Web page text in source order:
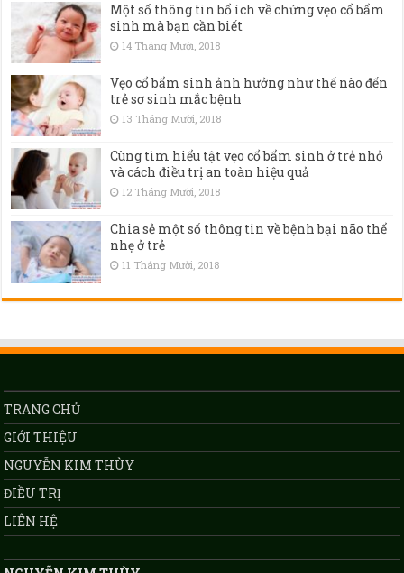
Một số thông tin bổ ích về chứng vẹo cổ bẩm
sinh mà bạn cần biết
14 Tháng Mười, 2018
Vẹo cổ bẩm sinh ảnh hưởng như thế nào đến
trẻ sơ sinh mắc bệnh
13 Tháng Mười, 2018
Cùng tìm hiểu tật vẹo cổ bẩm sinh ở trẻ nhỏ
và cách điều trị an toàn hiệu quả
12 Tháng Mười, 2018
Chia sẻ một số thông tin về bệnh bại não thể
nhẹ ở trẻ
11 Tháng Mười, 2018
TRANG CHỦ
GIỚI THIỆU
NGUYỄN KIM THÙY
ĐIỀU TRỊ
LIÊN HỆ